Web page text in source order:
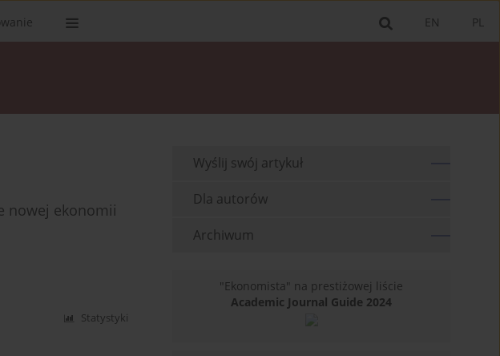
PL
EN
nowej ekonomii
Statystyki
Wyślij swój artykuł
Dla autorów
Archiwum
"Ekonomista" na prestiżowej liście
Academic Journal Guide 2024